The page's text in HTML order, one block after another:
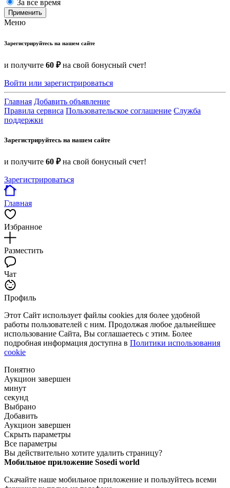
За все время
Применить
Меню
Зарегистрируйтесь на нашем сайте
и получите 60 ₽на свой бонусный счет!
Войти или зарегистрироваться
Главная Добавить объявление
Правила сервиса Пользовательское соглашение Служба
поддержки
Зарегистрируйтесь на нашем сайте
и получите 60 ₽на свой бонусный счет!
Зарегистрироваться
Главная
Избранное
Разместить
Чат
Профиль
Этот Сайт использует файлы cookies для более удобной
работы пользователей с ним. Продолжая любое дальнейшее
использование Сайта, Вы соглашаетесь с этим. Более
подробная информация доступна в Политики использования
cookie
Понятно
Аукцион завершен
минут
секунд
Выбрано
Добавить
Аукцион завершен
Скрыть параметры
Все параметры
Вы действительно хотите удалить страницу?
Мобильное приложение Sosedi world
Скачайте наше мобильное приложение и пользуйтесь всеми